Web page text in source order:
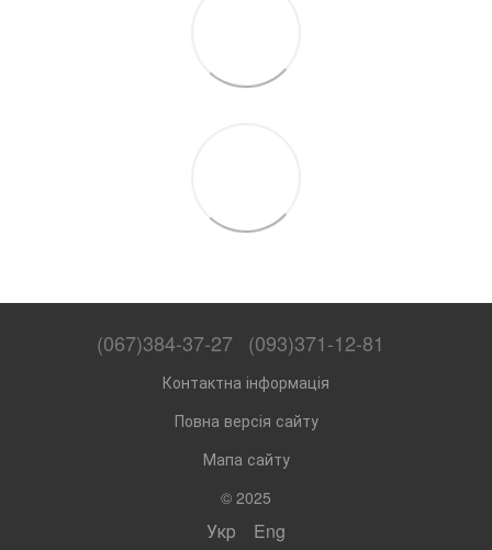
(067)384-37-27 (093)371-12-81
Контактна інформація
Повна версія сайту
Мапа сайту
© 2025
Укр Eng